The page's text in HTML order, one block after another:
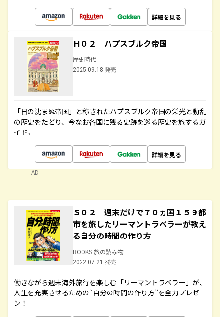
詳細を見る
Ｈ０２ ハプスブルク帝国
歴史時代
2025.09.18 発売
「日の沈まぬ帝国」と称されたハプスブルク帝国の栄光と動乱
の歴史をたどり、今なお各国に残る史跡を巡る歴史を旅するガ
イド。
詳細を見る
AD
Ｓ０２ 週末だけで７０ヵ国１５９都
市を旅したリーマントラベラーが教え
る自分の時間の作り方
BOOKS 旅の読み物
2022.07.21 発売
働きながら週末海外旅行を楽しむ「リーマントラベラー」が、
人生を充実させるための“自分の時間の作り方”を全力プレゼ
ン！